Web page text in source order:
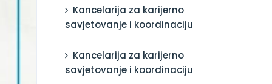
Kancelarija za karijerno
savjetovanje i koordinaciju
Kancelarija za karijerno
savjetovanje i koordinaciju